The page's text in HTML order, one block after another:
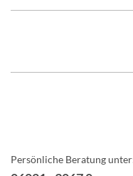
Persönliche Beratung